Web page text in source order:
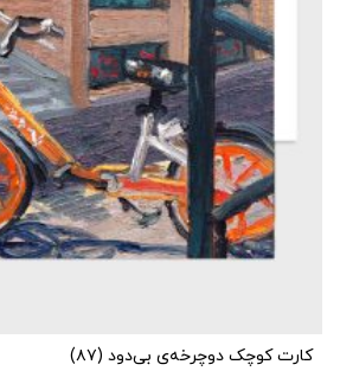
کارت کوچک دوچرخه‌ی بی‌دود (۸۷)